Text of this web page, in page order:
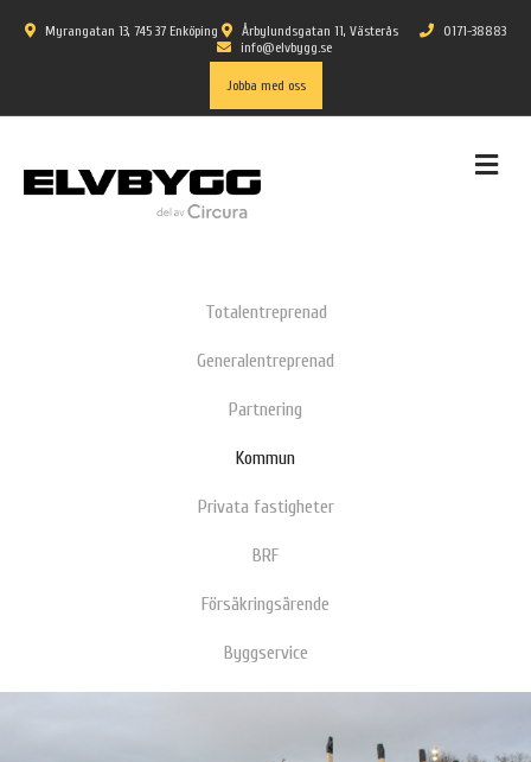
Myrangatan 13, 745 37 Enköping Årbylundsgatan 11, Västerås
0171-38883
info@elvbygg.se
Jobba med oss
Totalentreprenad
Generalentreprenad
Partnering
Kommun
Privata fastigheter
BRF
Försäkringsärende
Byggservice